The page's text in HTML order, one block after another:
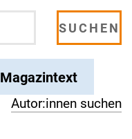
Magazintext
Autor:innen suchen